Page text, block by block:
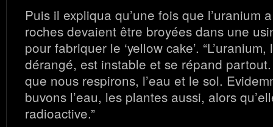
Puis il expliqua qu’une fois que l’uranium
roches devaient être broyées dans une
pour fabriquer le ‘yellow cake’. “L’uranium,
dérangé, est instable et se répand
que nous respirons, l’eau et le sol.
buvons l’eau, les plantes aussi, alors
radioactive.”